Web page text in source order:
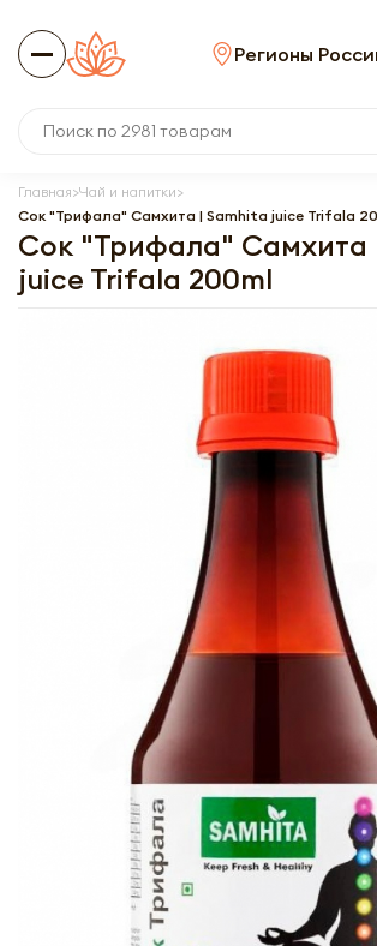
Регионы
Главная Чай и напитки
Сок "Трифала" Самхита | Samhita juice Trifala
Сок "Трифала" Самхита
juice Trifala 200ml